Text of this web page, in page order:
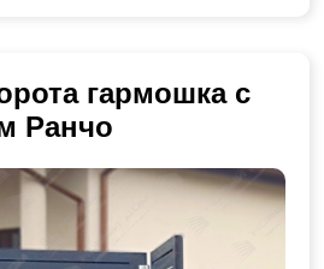
гармошка с
Ранчо